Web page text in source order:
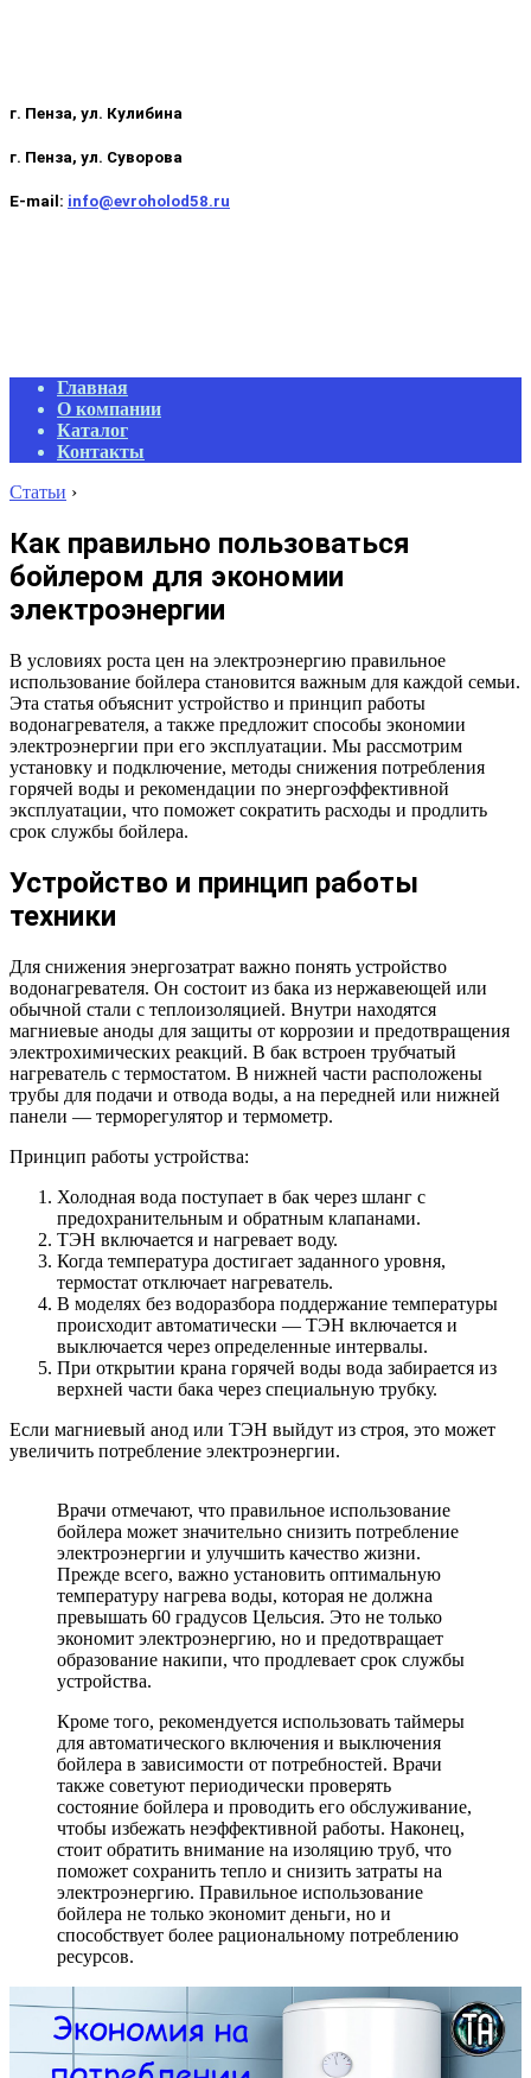
г. Пенза, ул. Кулибина
г. Пенза, ул. Суворова
E-mail: info@evroholod58.ru
Primary
Navigation
Menu
Главная
О компании
Каталог
Контакты
Статьи ›
Как правильно пользоваться
бойлером для экономии
электроэнергии
В условиях роста цен на электроэнергию правильное
использование бойлера становится важным для каждой семьи.
Эта статья объяснит устройство и принцип работы
водонагревателя, а также предложит способы экономии
электроэнергии при его эксплуатации. Мы рассмотрим
установку и подключение, методы снижения потребления
горячей воды и рекомендации по энергоэффективной
эксплуатации, что поможет сократить расходы и продлить
срок службы бойлера.
Устройство и принцип работы
техники
Для снижения энергозатрат важно понять устройство
водонагревателя. Он состоит из бака из нержавеющей или
обычной стали с теплоизоляцией. Внутри находятся
магниевые аноды для защиты от коррозии и предотвращения
электрохимических реакций. В бак встроен трубчатый
нагреватель с термостатом. В нижней части расположены
трубы для подачи и отвода воды, а на передней или нижней
панели — терморегулятор и термометр.
Принцип работы устройства:
Холодная вода поступает в бак через шланг с
предохранительным и обратным клапанами.
ТЭН включается и нагревает воду.
Когда температура достигает заданного уровня,
термостат отключает нагреватель.
В моделях без водоразбора поддержание температуры
происходит автоматически — ТЭН включается и
выключается через определенные интервалы.
При открытии крана горячей воды вода забирается из
верхней части бака через специальную трубку.
Если магниевый анод или ТЭН выйдут из строя, это может
увеличить потребление электроэнергии.
Врачи отмечают, что правильное использование
бойлера может значительно снизить потребление
электроэнергии и улучшить качество жизни.
Прежде всего, важно установить оптимальную
температуру нагрева воды, которая не должна
превышать 60 градусов Цельсия. Это не только
экономит электроэнергию, но и предотвращает
образование накипи, что продлевает срок службы
устройства.
Кроме того, рекомендуется использовать таймеры
для автоматического включения и выключения
бойлера в зависимости от потребностей. Врачи
также советуют периодически проверять
состояние бойлера и проводить его обслуживание,
чтобы избежать неэффективной работы. Наконец,
стоит обратить внимание на изоляцию труб, что
поможет сохранить тепло и снизить затраты на
электроэнергию. Правильное использование
бойлера не только экономит деньги, но и
способствует более рациональному потреблению
ресурсов.